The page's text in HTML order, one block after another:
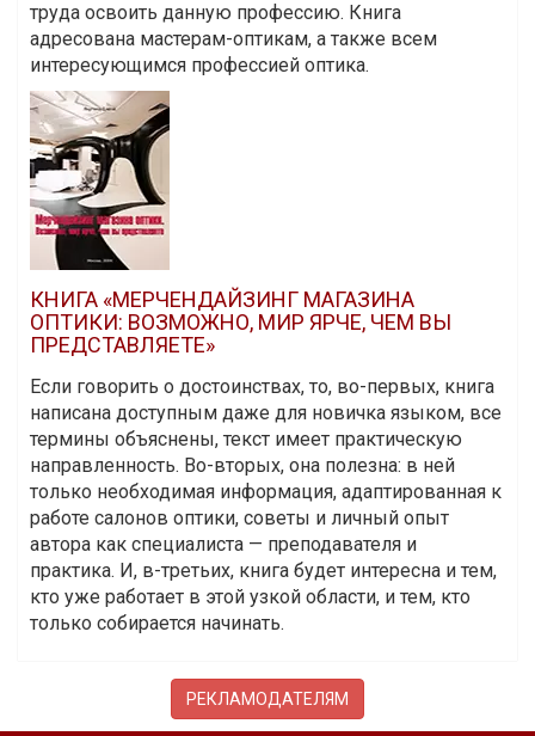
труда освоить данную профессию. Книга
адресована мастерам-оптикам, а также всем
интересующимся профессией оптика.
КНИГА «МЕРЧЕНДАЙЗИНГ МАГАЗИНА
ОПТИКИ: ВОЗМОЖНО, МИР ЯРЧЕ, ЧЕМ ВЫ
ПРЕДСТАВЛЯЕТЕ»
Если говорить о достоинствах, то, во-первых, книга
написана доступным даже для новичка языком, все
термины объяснены, текст имеет практическую
направленность. Во-вторых, она полезна: в ней
только необходимая информация, адаптированная к
работе салонов оптики, советы и личный опыт
автора как специалиста — преподавателя и
практика. И, в-третьих, книга будет интересна и тем,
кто уже работает в этой узкой области, и тем, кто
только собирается начинать.
РЕКЛАМОДАТЕЛЯМ